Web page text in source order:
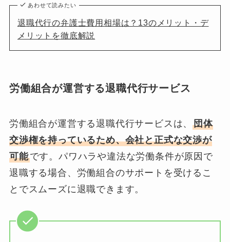
あわせて読みたい
退職代行の弁護士費用相場は？13のメリット・デ
メリットを徹底解説
労働組合が運営する退職代行サービス
労働組合が運営する退職代行サービスは、団体
交渉権を持っているため、会社と正式な交渉が
可能です。パワハラや違法な労働条件が原因で
退職する場合、労働組合のサポートを受けるこ
とでスムーズに退職できます。